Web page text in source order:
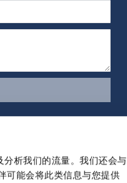
析我们的流量。我们还会与
可能会将此类信息与您提供
电子杂志